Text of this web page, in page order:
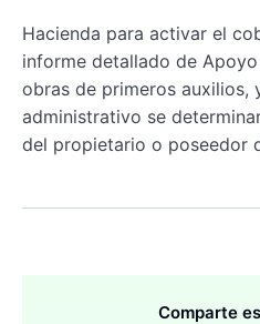
Hacienda para activar el
informe detallado de
obras de primeros auxilios,
administrativo se
del propietario o poseedor
Comparte